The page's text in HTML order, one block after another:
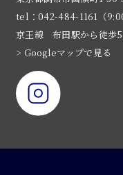
tel：042-484-1161（
京王線 布田駅から徒歩
> Googleマップで見る